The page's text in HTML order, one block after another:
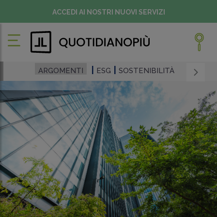
ACCEDI AI NOSTRI NUOVI SERVIZI
ARGOMENTI ESG SOSTENIBILITÀ